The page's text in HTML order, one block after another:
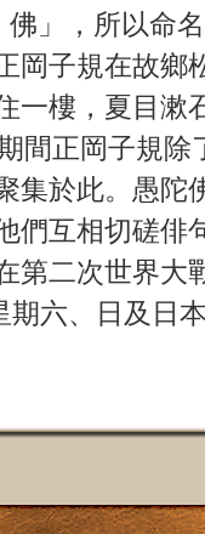
佛」，所以命
岡子規在故鄉
一樓，夏目漱
間正岡子規除
集於此。愚陀
們互相切磋俳
第二次世界大
六、日及日